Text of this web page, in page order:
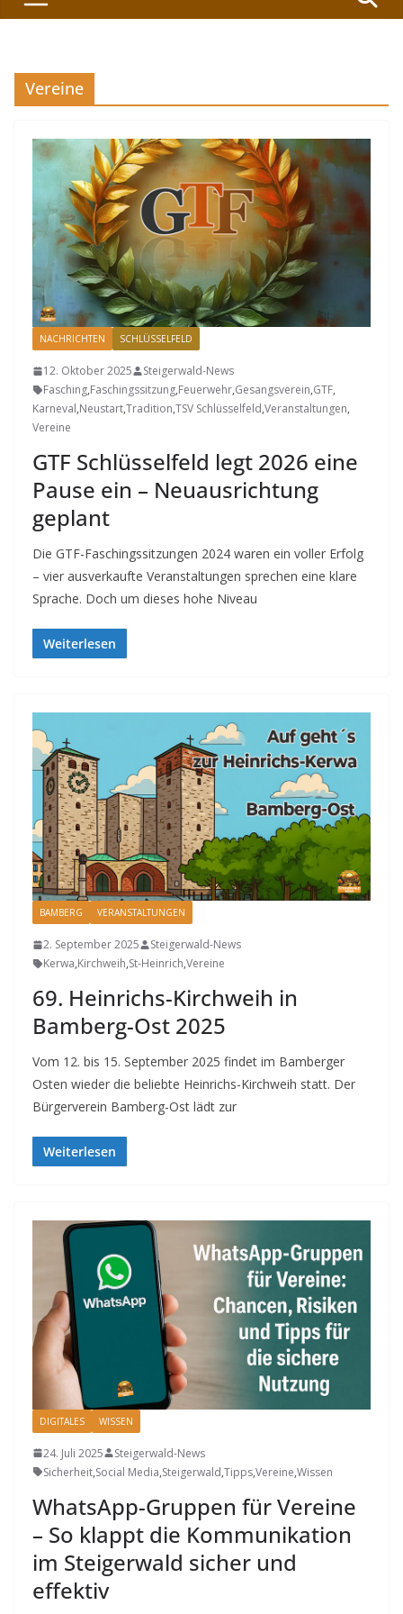
Vereine
NACHRICHTEN SCHLÜSSELFELD
12. Oktober 2025
Steigerwald-News
Fasching,Faschingssitzung,Feuerwehr,Gesangsverein,GTF,
Karneval,Neustart,Tradition,TSV Schlüsselfeld,Veranstaltungen,
Vereine
GTF Schlüsselfeld legt 2026 eine
Pause ein – Neuausrichtung
geplant
Die GTF-Faschingssitzungen 2024 waren ein voller Erfolg
– vier ausverkaufte Veranstaltungen sprechen eine klare
Sprache. Doch um dieses hohe Niveau
Weiterlesen
BAMBERG VERANSTALTUNGEN
2. September 2025
Steigerwald-News
Kerwa,Kirchweih,St-Heinrich,Vereine
69. Heinrichs-Kirchweih in
Bamberg-Ost 2025
Vom 12. bis 15. September 2025 findet im Bamberger
Osten wieder die beliebte Heinrichs-Kirchweih statt. Der
Bürgerverein Bamberg-Ost lädt zur
Weiterlesen
DIGITALES WISSEN
24. Juli 2025
Steigerwald-News
Sicherheit,Social Media,Steigerwald,Tipps,Vereine,Wissen
WhatsApp-Gruppen für Vereine
– So klappt die Kommunikation
im Steigerwald sicher und
effektiv